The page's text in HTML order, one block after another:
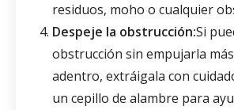
residuos, moho o cualquier
Despeje la obstrucción:Si
obstrucción sin empujarla
adentro, extráigala con
un cepillo de alambre para